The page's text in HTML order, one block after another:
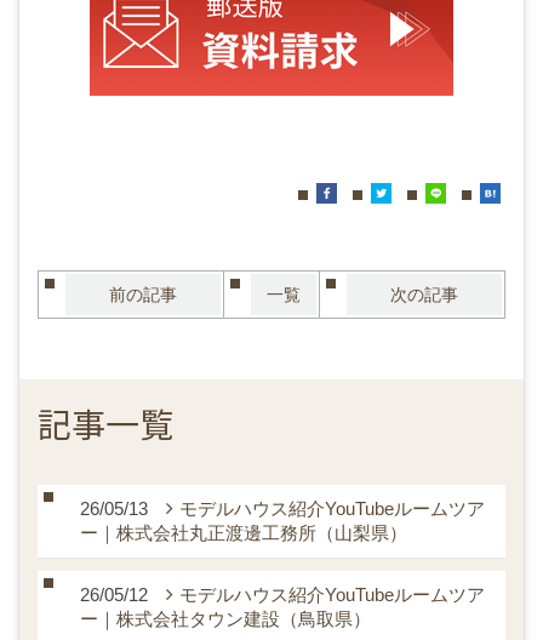
前の記事 一覧 次の記事
記事一覧
26/05/13
モデルハウス紹介YouTubeルームツア
ー｜株式会社丸正渡邊工務所（山梨県）
26/05/12
モデルハウス紹介YouTubeルームツア
ー｜株式会社タウン建設（鳥取県）